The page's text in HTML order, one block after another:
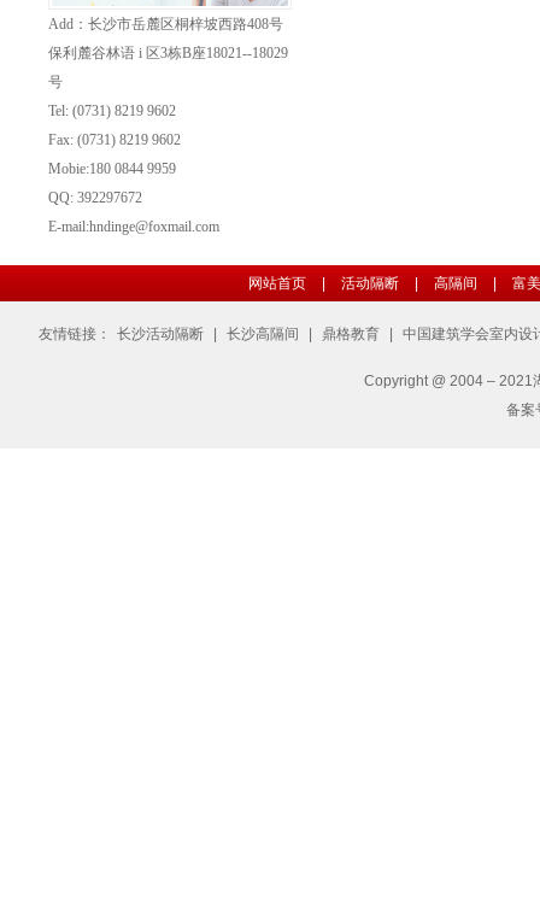
Add：长沙市岳麓区桐梓坡西路408号
保利麓谷林语 i 区3栋B座18021--18029
号
Tel: (0731) 8219 9602
Fax: (0731) 8219 9602
Mobie:180 0844 9959
QQ: 392297672
E-mail:hndinge@foxmail.com
网站首页 活动隔断 高隔间 富
友情链接： 长沙活动隔断 长沙高隔间 鼎格教育 中国建筑学会室内设
Copyright @ 2004 – 2021
备案